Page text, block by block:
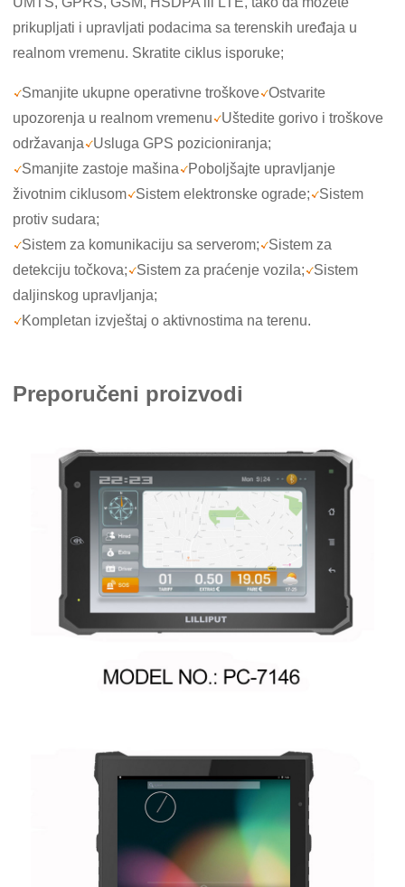
prikupljati i upravljati podacima sa terenskih uređaja u
realnom vremenu. Skratite ciklus isporuke;
Smanjite ukupne operativne troškove
Ostvarite
upozorenja u realnom vremenu
Uštedite gorivo i troškove
održavanja
Usluga GPS pozicioniranja;
Smanjite zastoje mašina
Poboljšajte upravljanje
životnim ciklusom
Sistem elektronske ograde;
Sistem
protiv sudara;
Sistem za komunikaciju sa serverom;
Sistem za
detekciju točkova;
Sistem za praćenje vozila;
Sistem
daljinskog upravljanja;
Kompletan izvještaj o aktivnostima na terenu.
Preporučeni proizvodi